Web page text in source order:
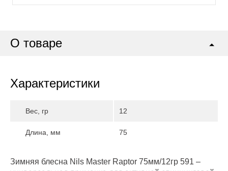
О товаре
Характеристики
Вес, гр 12
Длина, мм 75
Зимняя блесна Nils Master Raptor 75мм/12гр 591 –